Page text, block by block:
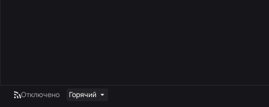
Отключено Горячий